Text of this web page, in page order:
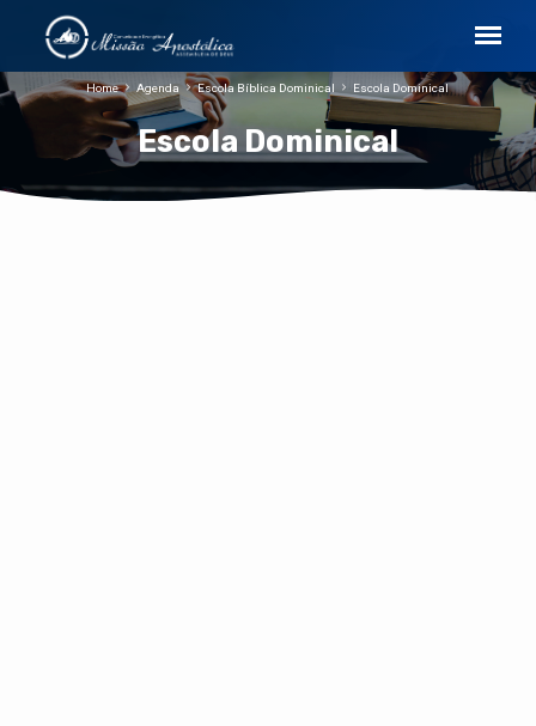
Escola Dominical
Home Agenda Escola Bíblica Dominical Escola Dominical